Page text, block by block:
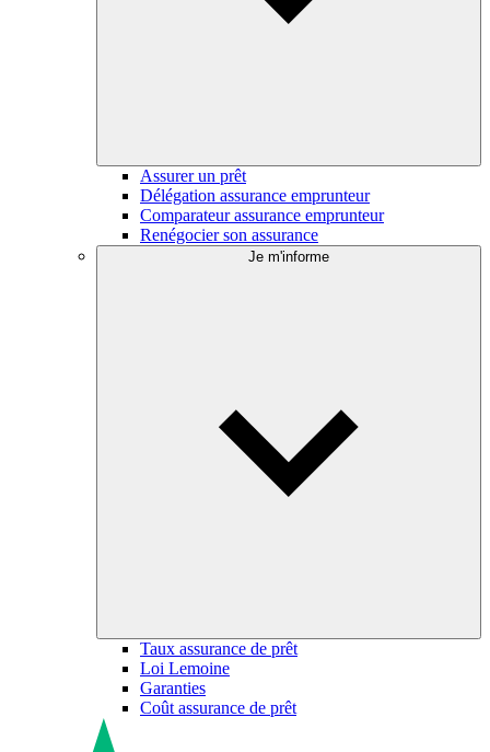
Assurer un prêt
Délégation assurance emprunteur
Comparateur assurance emprunteur
Renégocier son assurance
Je m'informe
Taux assurance de prêt
Loi Lemoine
Garanties
Coût assurance de prêt